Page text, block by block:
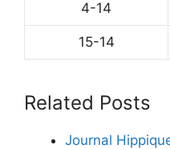
4-14
15-14
Related Posts
Journal